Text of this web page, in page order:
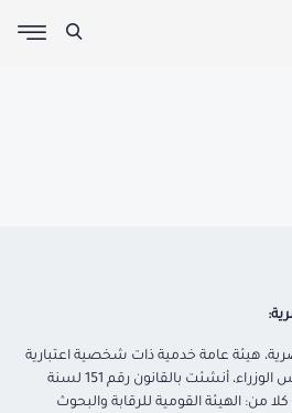
هيئة عامة خدمية ذات شخصية اعتبارية
تتبع رئيس مجلس الوزراء، أنشئت بالقانون رقم 151 لسنة
كلا من: الهيئة القومية للرقابة والبحوث